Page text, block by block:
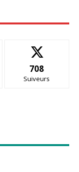
708
Suiveurs